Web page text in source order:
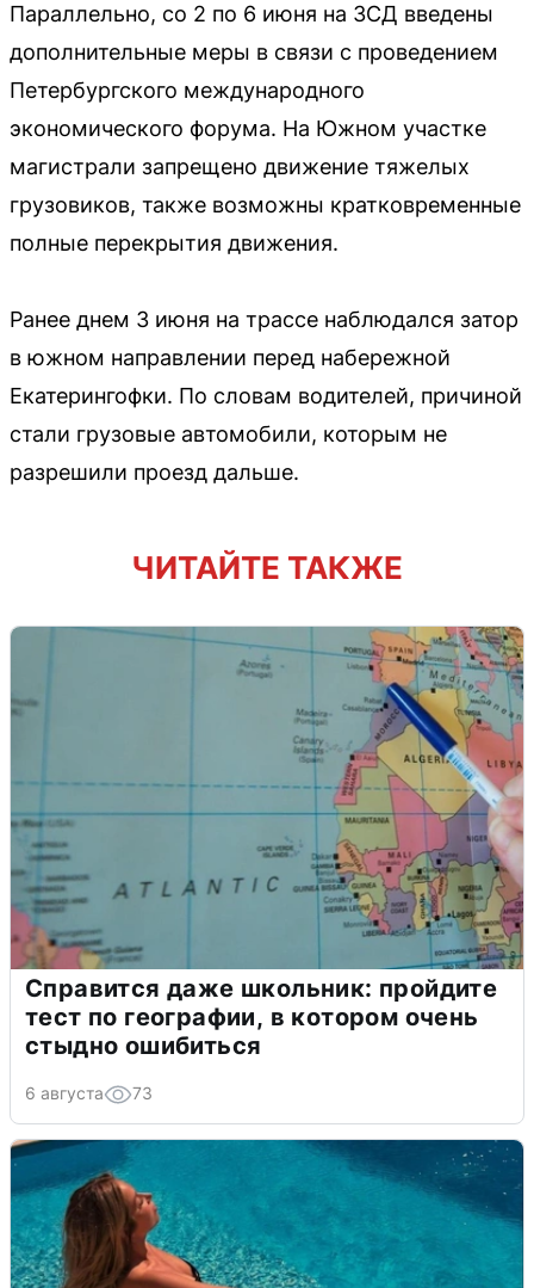
Параллельно, со 2 по 6 июня на ЗСД введены
дополнительные меры в связи с проведением
Петербургского международного
экономического форума. На Южном участке
магистрали запрещено движение тяжелых
грузовиков, также возможны кратковременные
полные перекрытия движения.
Ранее днем 3 июня на трассе наблюдался затор
в южном направлении перед набережной
Екатерингофки. По словам водителей, причиной
стали грузовые автомобили, которым не
разрешили проезд дальше.
ЧИТАЙТЕ ТАКЖЕ
Справится даже школьник: пройдите
тест по географии, в котором очень
стыдно ошибиться
6 августа 73